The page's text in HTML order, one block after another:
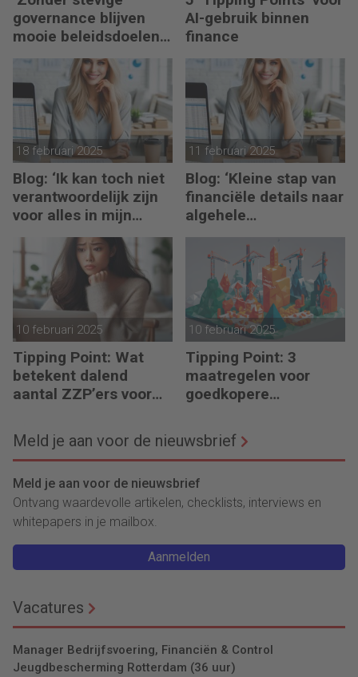
governance blijven
mooie beleidsdoelen
snel steken in goede
voornemens.’
AI-gebruik binnen
finance
18 februari 2025
Blog: ‘Ik kan toch niet
verantwoordelijk zijn
voor alles in mijn
waardeketen?’
11 februari 2025
Blog: ‘Kleine stap van
financiële details naar
algehele
duurzaamheid ‘
10 februari 2025
Tipping Point: Wat
betekent dalend
aantal ZZP’ers voor
10 februari 2025
Tipping Point: 3
maatregelen voor
goedkopere
verduurzamen)
Meld je aan voor de nieuwsbrief
Meld je aan voor de nieuwsbrief
Ontvang waardevolle artikelen, checklists, interviews en
whitepapers in je mailbox.
Aanmelden
Vacatures
Manager Bedrijfsvoering, Financiën & Control
Jeugdbescherming Rotterdam (36 uur)